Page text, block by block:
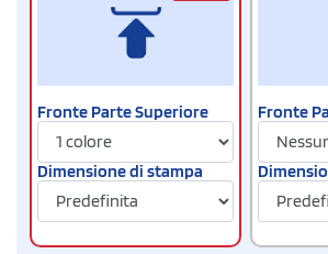
Fronte Parte Superiore
Dimensione di stampa
Fronte